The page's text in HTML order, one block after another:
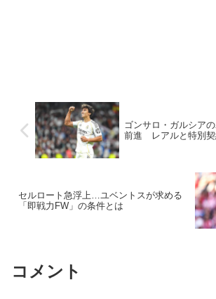
ゴンサロ・ガルシア
前進 レアルと特別契
セルロート急浮上…ユベントスが求める
「即戦力FW」の条件とは
コメント